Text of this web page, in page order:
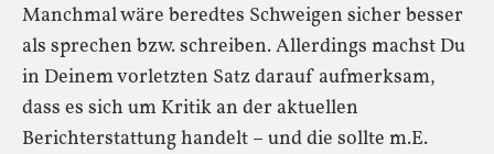
Manchmal wäre beredtes Schweigen sicher besser
als sprechen bzw. schreiben. Allerdings machst Du
in Deinem vorletzten Satz darauf aufmerksam,
dass es sich um Kritik an der aktuellen
Berichterstattung handelt – und die sollte m.E.